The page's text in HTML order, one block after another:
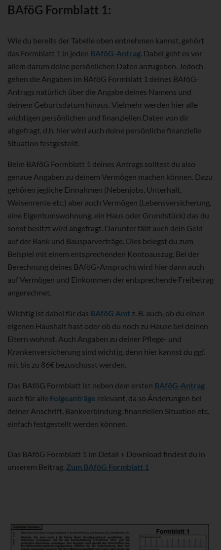
BAföG Formblatt 1:
Wie du bereits der Tabelle oben entnehmen kannst, gehört
das Formblatt 1 in jeden BAföG-Antrag. Dabei geht es vor
allem darum deine persönlichen Daten anzugeben. Jedoch
gehen die Angaben im BAföG Formblatt 1 deines BAföG-
Antrags natürlich über die Angabe deines Namens und
deinem Geburtsdatum hinaus. Vielmehr werden hier alle
wichtigen persönlichen und finanziellen Daten von dir
abgefragt, d.h. hier wird auch deine persönliche finanzielle
Situation festgestellt.
Beim BAföG Formblatt 1 deines Antrags solltest du also
genaue Angaben zu deinem Vermögen machen können. Dazu
gehören jegliche Einnahmen (Nebenjobs, Unterhalt,
Waisenrente etc.) aber auch Vermögen (Lebensversicherung,
eine Eigentumswohnung, ein Haus oder Grundstück) das du
sonst besitzt wird abgefragt. Darunter fällt auch dein Geld
auf der Bank und Bausparverträge. Dies belegst du zum
Beispiel mit einem entsprechenden Kontoauszug. Bei der
Berechnung deines BAföG-Anspruchs wird hier dann auch
auf Vermögen und Einkommen der entsprechende Freibetrag
angerechnet.
Wichtig ist dabei für das BAföG Amt z. B. auch, ob du einen
eigenen Haushalt hast oder ob du noch zu Hause bei deinen
Eltern wohnst. Auch Angaben zu deiner Pflege- und
Krankenversicherung sind wichtig, denn hier kannst du ggf.
mit bis zu 86€ bezuschusst werden.
Das BAföG Formblatt ist neben dem ersten BAföG-Antrag
auch für alle Folgeanträge relevant, da so Änderungen bei
deiner Anschrift, Bankverbindung, finanziellen Situation etc.
einfach festgestellt werden können.
Das BAföG Formblatt 1 im Detail + Download findest du in
unserem Beitrag. Zum BAföG Formblatt 1